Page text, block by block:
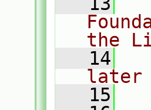
the
   14
later
   15